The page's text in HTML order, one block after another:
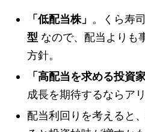
「低配当株」 。くら寿
型 なので、配当よりも
方針。
「高配当を求める投資
成長を期待するならアリ
配当利回りを考えると